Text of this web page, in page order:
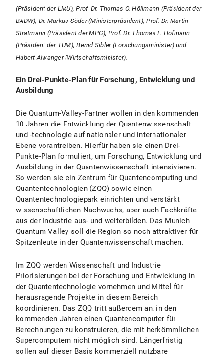
(Präsident der LMU), Prof. Dr. Thomas O. Höllmann (Präsident der
BADW), Dr. Markus Söder (Ministerpräsident), Prof. Dr. Martin
Stratmann (Präsident der MPG), Prof. Dr. Thomas F. Hofmann
(Präsident der TUM), Bernd Sibler (Forschungsminister) und
Hubert Aiwanger (Wirtschaftsminister).
Ein Drei-Punkte-Plan für Forschung, Entwicklung und
Ausbildung
Die Quantum-Valley-Partner wollen in den kommenden
10 Jahren die Entwicklung der Quantenwissenschaft
und -technologie auf nationaler und internationaler
Ebene vorantreiben. Hierfür haben sie einen Drei-
Punkte-Plan formuliert, um Forschung, Entwicklung und
Ausbildung in der Quantenwissenschaft intensivieren.
So werden sie ein Zentrum für Quantencomputing und
Quantentechnologien (ZQQ) sowie einen
Quantentechnologiepark einrichten und verstärkt
wissenschaftlichen Nachwuchs, aber auch Fachkräfte
aus der Industrie aus- und weiterbilden. Das Munich
Quantum Valley soll die Region so noch attraktiver für
Spitzenleute in der Quantenwissenschaft machen.
Im ZQQ werden Wissenschaft und Industrie
Priorisierungen bei der Forschung und Entwicklung in
der Quantentechnologie vornehmen und Mittel für
herausragende Projekte in diesem Bereich
koordinieren. Das ZQQ tritt außerdem an, in den
kommenden Jahren einen Quantencomputer für
Berechnungen zu konstruieren, die mit herkömmlichen
Supercomputern nicht möglich sind. Längerfristig
sollen auf dieser Basis kommerziell nutzbare